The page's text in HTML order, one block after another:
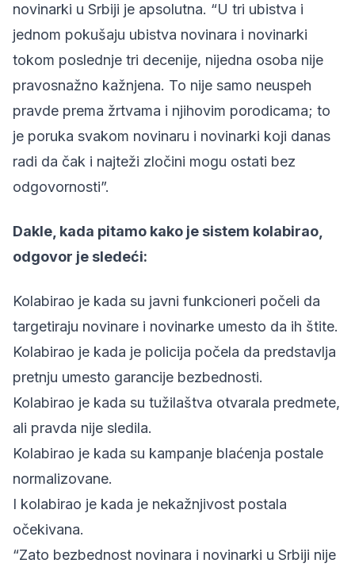
novinarki u Srbiji je apsolutna. “U tri ubistva i
jednom pokušaju ubistva novinara i novinarki
tokom poslednje tri decenije, nijedna osoba nije
pravosnažno kažnjena. To nije samo neuspeh
pravde prema žrtvama i njihovim porodicama; to
je poruka svakom novinaru i novinarki koji danas
radi da čak i najteži zločini mogu ostati bez
odgovornosti”.
Dakle, kada pitamo kako je sistem kolabirao,
odgovor je sledeći:
Kolabirao je kada su javni funkcioneri počeli da
targetiraju novinare i novinarke umesto da ih štite.
Kolabirao je kada je policija počela da predstavlja
pretnju umesto garancije bezbednosti.
Kolabirao je kada su tužilaštva otvarala predmete,
ali pravda nije sledila.
Kolabirao je kada su kampanje blaćenja postale
normalizovane.
I kolabirao je kada je nekažnjivost postala
očekivana.
“Zato bezbednost novinara i novinarki u Srbiji nije